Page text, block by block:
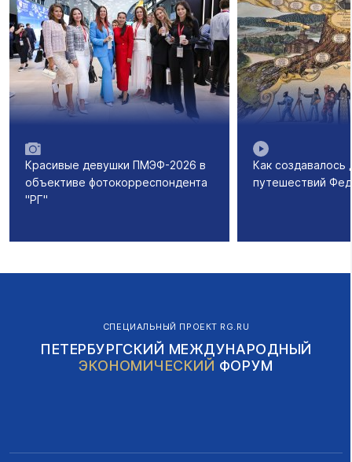
Красивые девушки ПМЭФ-2026 в
объективе фотокорреспондента
"РГ"
Как создавалось
путешествий
СПЕЦИАЛЬНЫЙ ПРОЕКТ RG.RU
ПЕТЕРБУРГСКИЙ МЕЖДУНАРОДНЫЙ
ЭКОНОМИЧЕСКИЙ ФОРУМ